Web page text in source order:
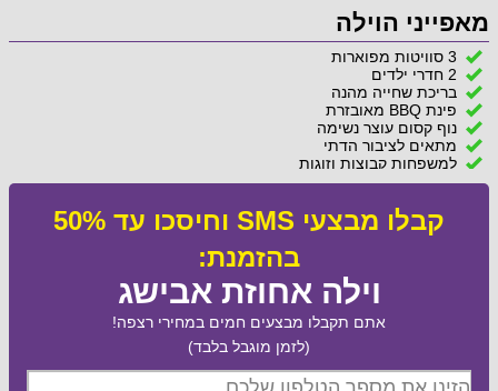
מאפייני הוילה
3 סוויטות מפוארות
2 חדרי ילדים
בריכת שחייה מהנה
פינת BBQ מאובזרת
נוף קסום עוצר נשימה
מתאים לציבור הדתי
למשפחות קבוצות וזוגות
קבלו מבצעי SMS וחיסכו עד 50%
בהזמנת:
וילה אחוזת אבישג
אתם תקבלו מבצעים חמים במחירי רצפה!
(לזמן מוגבל בלבד)